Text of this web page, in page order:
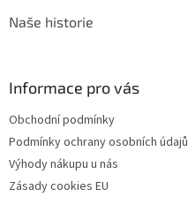
Naše historie
Informace pro vás
Obchodní podmínky
Podmínky ochrany osobních údajů
Výhody nákupu u nás
Zásady cookies EU